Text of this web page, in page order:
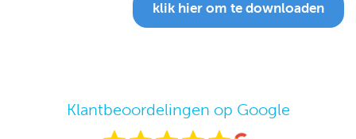
klik hier om te downloaden
Klantbeoordelingen op Google